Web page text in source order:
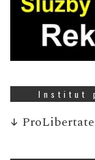
Institut
↓ ProLibertate